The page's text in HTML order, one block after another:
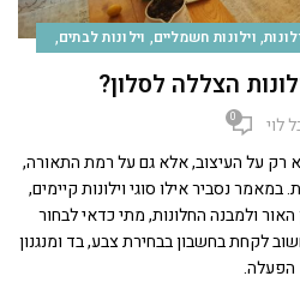
, וילונות חשמליים, וילונות לבתים,
הצללה לסלון?
לוי 0
רק על העיצוב, אלא גם על רמת התאורה,
במאמר נסביר אילו סוגי וילונות קיימים,
האור ולמבנה החלונות, מתי כדאי לבחור
לקחת בחשבון בבחירת צבע, בד ומנגנון
הפעלה.